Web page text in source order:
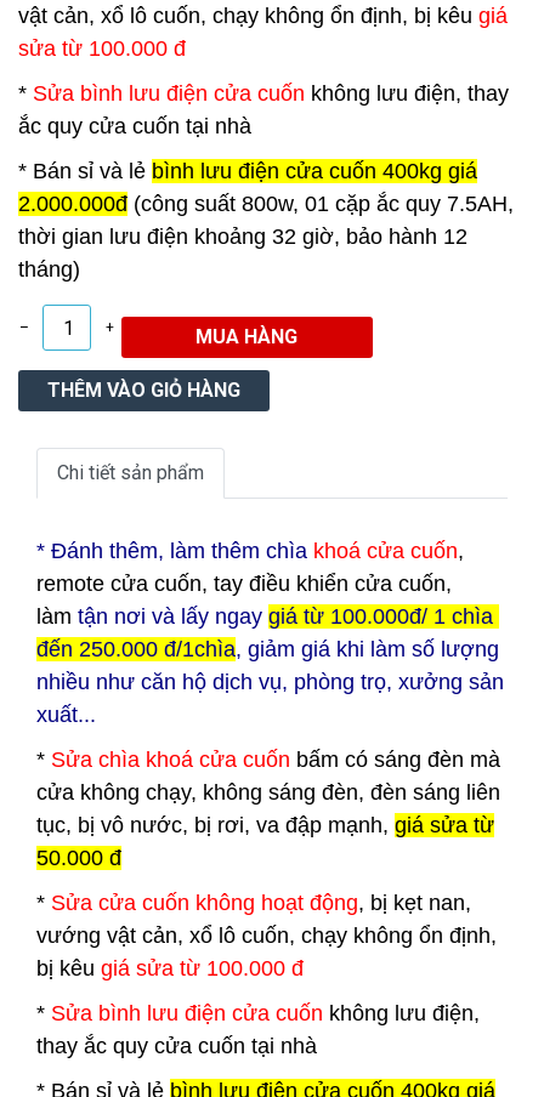
vật cản, xổ lô cuốn, chạy không ổn định, bị kêu giá
sửa từ 100.000 đ
* Sửa bình lưu điện cửa cuốn không lưu điện, thay
ắc quy cửa cuốn tại nhà
* Bán sỉ và lẻ bình lưu điện cửa cuốn 400kg giá
2.000.000đ (công suất 800w, 01 cặp ắc quy 7.5AH,
thời gian lưu điện khoảng 32 giờ, bảo hành 12
tháng)
– +
Chi tiết sản phẩm
* Đánh thêm, làm thêm chìa khoá cửa cuốn,
remote cửa cuốn, tay điều khiển cửa cuốn,
làm tận nơi và lấy ngay giá từ 100.000đ/ 1 chìa
đến 250.000 đ/1chìa, giảm giá khi làm số lượng
nhiều như căn hộ dịch vụ, phòng trọ, xưởng sản
xuất...
* Sửa chìa khoá cửa cuốn bấm có sáng đèn mà
cửa không chạy, không sáng đèn, đèn sáng liên
tục, bị vô nước, bị rơi, va đập mạnh, giá sửa từ
50.000 đ
* Sửa cửa cuốn không hoạt động, bị kẹt nan,
vướng vật cản, xổ lô cuốn, chạy không ổn định,
bị kêu giá sửa từ 100.000 đ
* Sửa bình lưu điện cửa cuốn không lưu điện,
thay ắc quy cửa cuốn tại nhà
* Bán sỉ và lẻ bình lưu điện cửa cuốn 400kg giá